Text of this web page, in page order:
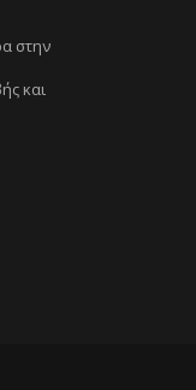
στην
και